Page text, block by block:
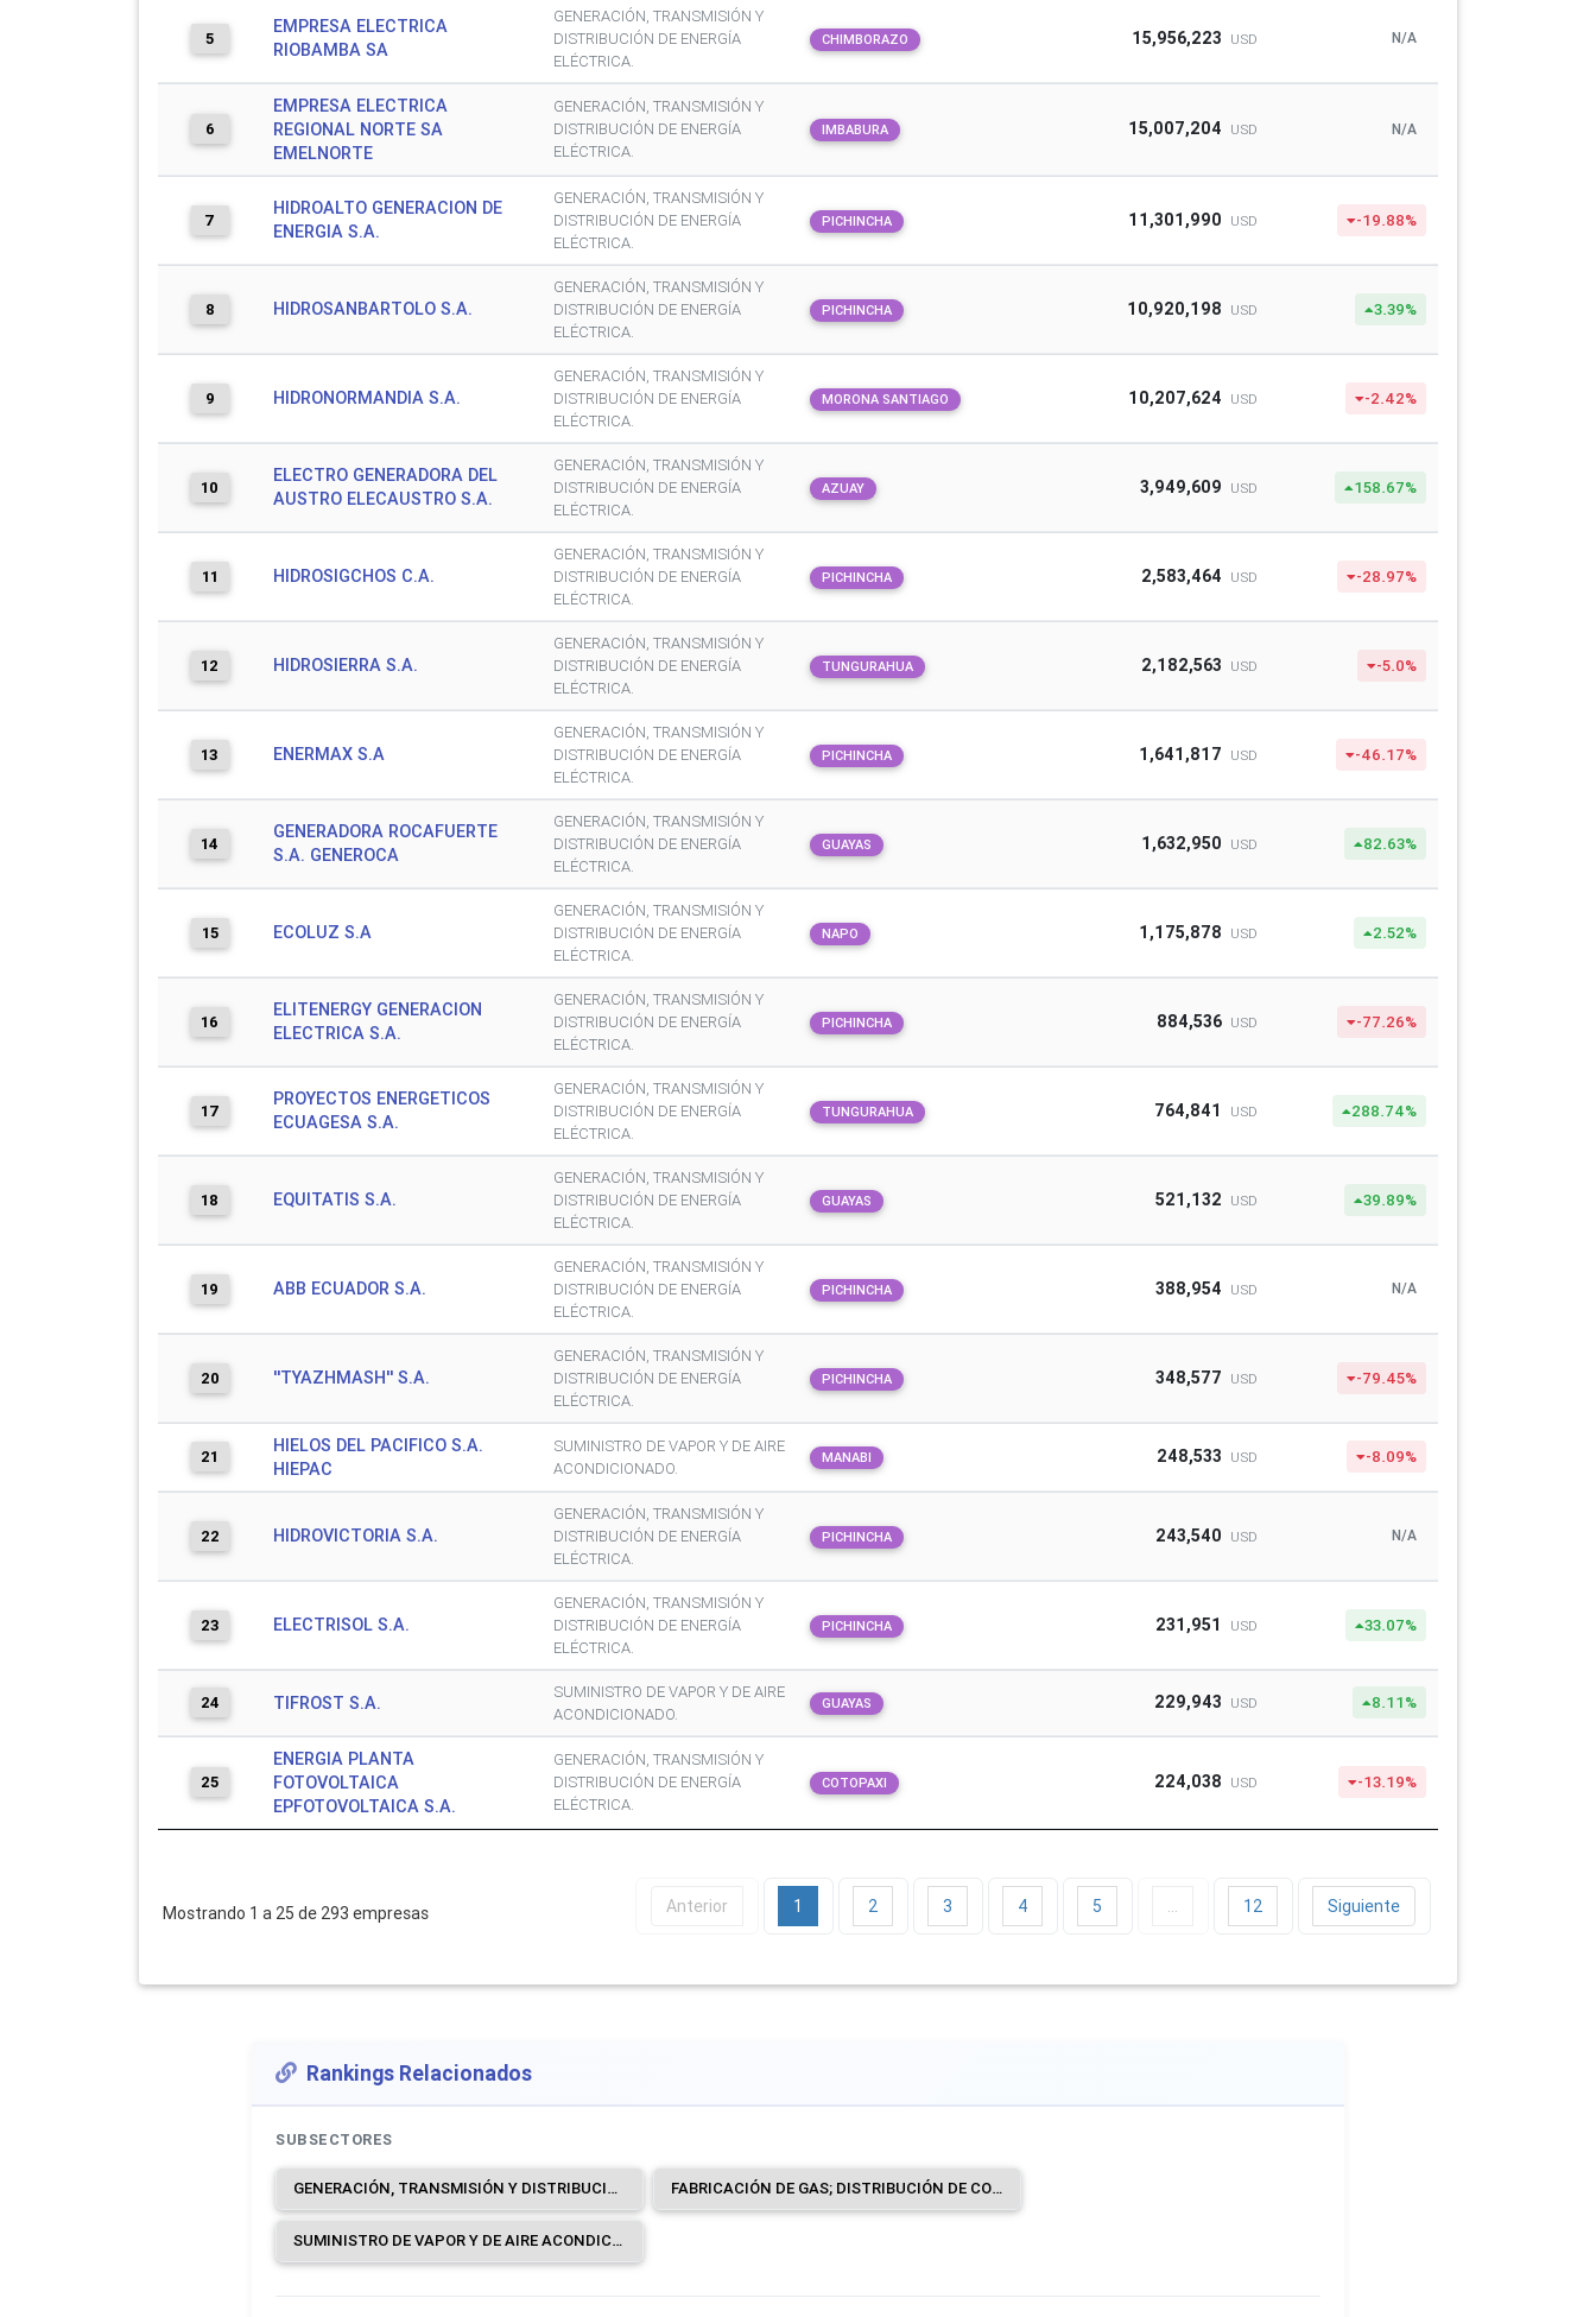
5
EMPRESA ELECTRICA
RIOBAMBA SA
GENERACIÓN, TRANSMISIÓN Y
DISTRIBUCIÓN DE ENERGÍA
ELÉCTRICA.
CHIMBORAZO 15,956,223 USD N/A
6
EMPRESA ELECTRICA
REGIONAL NORTE SA
EMELNORTE
GENERACIÓN, TRANSMISIÓN Y
DISTRIBUCIÓN DE ENERGÍA
ELÉCTRICA.
IMBABURA 15,007,204 USD N/A
7
HIDROALTO GENERACION DE
ENERGIA S.A.
GENERACIÓN, TRANSMISIÓN Y
DISTRIBUCIÓN DE ENERGÍA
ELÉCTRICA.
PICHINCHA 11,301,990 USD -19.88%
8 HIDROSANBARTOLO S.A.
GENERACIÓN, TRANSMISIÓN Y
DISTRIBUCIÓN DE ENERGÍA
ELÉCTRICA.
PICHINCHA 10,920,198 USD 3.39%
9 HIDRONORMANDIA S.A.
GENERACIÓN, TRANSMISIÓN Y
DISTRIBUCIÓN DE ENERGÍA
ELÉCTRICA.
MORONA SANTIAGO 10,207,624 USD -2.42%
10
ELECTRO GENERADORA DEL
AUSTRO ELECAUSTRO S.A.
GENERACIÓN, TRANSMISIÓN Y
DISTRIBUCIÓN DE ENERGÍA
ELÉCTRICA.
AZUAY 3,949,609 USD 158.67%
11 HIDROSIGCHOS C.A.
GENERACIÓN, TRANSMISIÓN Y
DISTRIBUCIÓN DE ENERGÍA
ELÉCTRICA.
PICHINCHA 2,583,464 USD -28.97%
12 HIDROSIERRA S.A.
GENERACIÓN, TRANSMISIÓN Y
DISTRIBUCIÓN DE ENERGÍA
ELÉCTRICA.
TUNGURAHUA 2,182,563 USD -5.0%
13 ENERMAX S.A
GENERACIÓN, TRANSMISIÓN Y
DISTRIBUCIÓN DE ENERGÍA
ELÉCTRICA.
PICHINCHA 1,641,817 USD -46.17%
14
GENERADORA ROCAFUERTE
S.A. GENEROCA
GENERACIÓN, TRANSMISIÓN Y
DISTRIBUCIÓN DE ENERGÍA
ELÉCTRICA.
GUAYAS 1,632,950 USD 82.63%
15 ECOLUZ S.A
GENERACIÓN, TRANSMISIÓN Y
DISTRIBUCIÓN DE ENERGÍA
ELÉCTRICA.
NAPO 1,175,878 USD 2.52%
16
ELITENERGY GENERACION
ELECTRICA S.A.
GENERACIÓN, TRANSMISIÓN Y
DISTRIBUCIÓN DE ENERGÍA
ELÉCTRICA.
PICHINCHA 884,536 USD -77.26%
17
PROYECTOS ENERGETICOS
ECUAGESA S.A.
GENERACIÓN, TRANSMISIÓN Y
DISTRIBUCIÓN DE ENERGÍA
ELÉCTRICA.
TUNGURAHUA 764,841 USD 288.74%
18 EQUITATIS S.A.
GENERACIÓN, TRANSMISIÓN Y
DISTRIBUCIÓN DE ENERGÍA
ELÉCTRICA.
GUAYAS 521,132 USD 39.89%
19 ABB ECUADOR S.A.
GENERACIÓN, TRANSMISIÓN Y
DISTRIBUCIÓN DE ENERGÍA
ELÉCTRICA.
PICHINCHA 388,954 USD N/A
20 ''TYAZHMASH'' S.A.
GENERACIÓN, TRANSMISIÓN Y
DISTRIBUCIÓN DE ENERGÍA
ELÉCTRICA.
PICHINCHA 348,577 USD -79.45%
21
HIELOS DEL PACIFICO S.A.
HIEPAC
SUMINISTRO DE VAPOR Y DE AIRE
ACONDICIONADO.
MANABI 248,533 USD -8.09%
22 HIDROVICTORIA S.A.
GENERACIÓN, TRANSMISIÓN Y
DISTRIBUCIÓN DE ENERGÍA
ELÉCTRICA.
PICHINCHA 243,540 USD N/A
23 ELECTRISOL S.A.
GENERACIÓN, TRANSMISIÓN Y
DISTRIBUCIÓN DE ENERGÍA
ELÉCTRICA.
PICHINCHA 231,951 USD 33.07%
24 TIFROST S.A.
SUMINISTRO DE VAPOR Y DE AIRE
ACONDICIONADO.
GUAYAS 229,943 USD 8.11%
25
ENERGIA PLANTA
FOTOVOLTAICA
EPFOTOVOLTAICA S.A.
GENERACIÓN, TRANSMISIÓN Y
DISTRIBUCIÓN DE ENERGÍA
ELÉCTRICA.
COTOPAXI 224,038 USD -13.19%
Mostrando 1 a 25 de 293 empresas Anterior 1 2 3 4 5 … 12 Siguiente
Rankings Relacionados
SUBSECTORES
GENERACIÓN, TRANSMISIÓN Y DISTRIBUCIÓN DE ENERGÍA ELÉCTRICA. FABRICACIÓN DE GAS; DISTRIBUCIÓN DE COMBUSTIBLES GASEOSOS POR TUBERÍAS.
SUMINISTRO DE VAPOR Y DE AIRE ACONDICIONADO.